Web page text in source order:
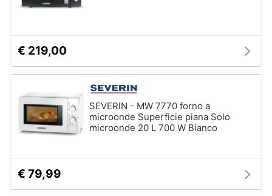
€ 219,00
SEVERIN - MW 7770 forno a
microonde Superficie piana Solo
microonde 20 L 700 W Bianco
€ 79,99